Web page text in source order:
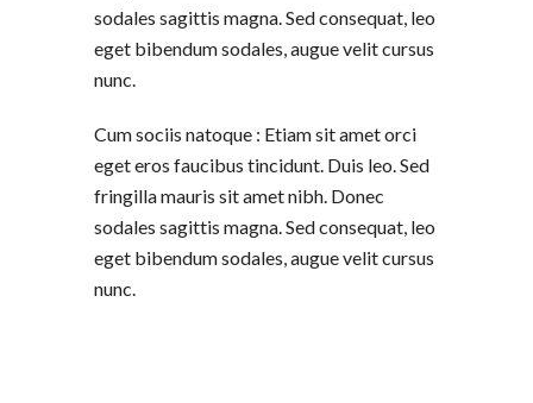
sodales sagittis magna. Sed consequat, leo
eget bibendum sodales, augue velit cursus
nunc.
Cum sociis natoque : Etiam sit amet orci
eget eros faucibus tincidunt. Duis leo. Sed
fringilla mauris sit amet nibh. Donec
sodales sagittis magna. Sed consequat, leo
eget bibendum sodales, augue velit cursus
nunc.